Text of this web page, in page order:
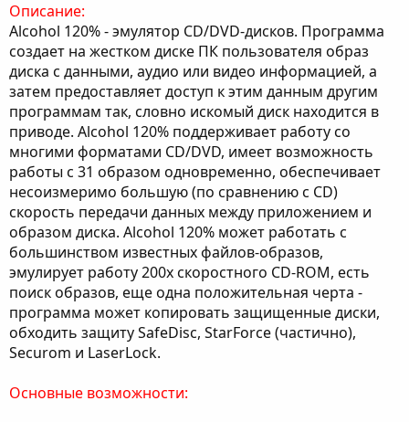
Описание:
Alcohol 120% - эмулятор CD/DVD-дисков. Программа
создает на жестком диске ПК пользователя образ
диска с данными, аудио или видео информацией, а
затем предоставляет доступ к этим данным другим
программам так, словно искомый диск находится в
приводе. Alcohol 120% поддерживает работу со
многими форматами CD/DVD, имеет возможность
работы с 31 образом одновременно, обеспечивает
несоизмеримо большую (по сравнению с CD)
скорость передачи данных между приложением и
образом диска. Alcohol 120% может работать с
большинством известных файлов-образов,
эмулирует работу 200х скоростного CD-ROM, есть
поиск образов, еще одна положительная черта -
программа может копировать защищенные диски,
обходить защиту SafeDisc, StarForce (частично),
Securom и LaserLock.
Основные возможности: